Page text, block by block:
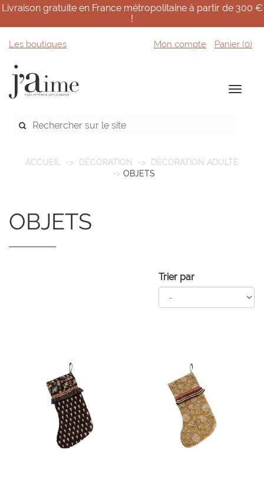
Livraison gratuite en France métropolitaine à partir de 300 €
!
Les boutiques Mon compte Panier (0)
ACCUEIL DÉCORATION
DÉCORATION ADULTE
OBJETS
OBJETS
Trier par